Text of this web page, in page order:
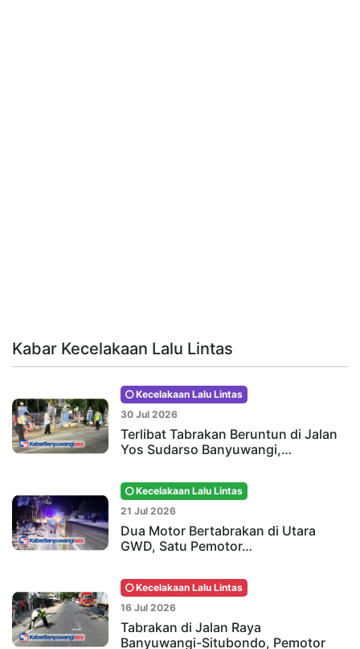
Kabar Kecelakaan Lalu Lintas
Kecelakaan Lalu Lintas
30 Jul 2026
Terlibat Tabrakan Beruntun di Jalan
Yos Sudarso Banyuwangi,…
Kecelakaan Lalu Lintas
21 Jul 2026
Dua Motor Bertabrakan di Utara
GWD, Satu Pemotor…
Kecelakaan Lalu Lintas
16 Jul 2026
Tabrakan di Jalan Raya
Banyuwangi-Situbondo, Pemotor